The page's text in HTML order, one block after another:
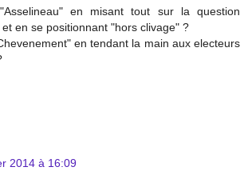
en misant tout sur la question
en se positionnant "hors clivage" ?
en tendant la main aux electeurs
2014 à 16:09